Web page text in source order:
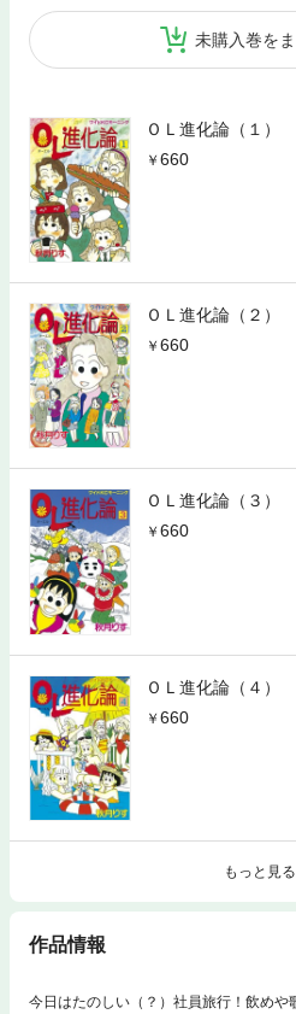
未購入巻を
ＯＬ進化論（１）
660
ＯＬ進化論（２）
660
ＯＬ進化論（３）
660
ＯＬ進化論（４）
660
もっと見る
作品情報
今日はたのしい（？）社員旅行！飲めや